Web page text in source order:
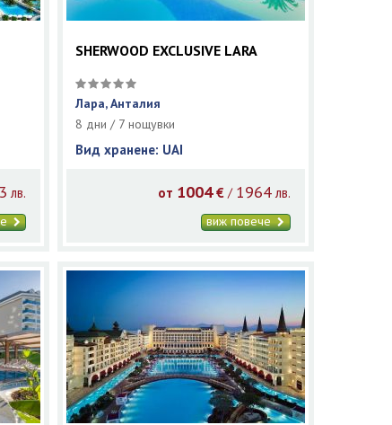
лв.
SHERWOOD EXCLUSIVE LARA
Лара, Анталия
8 дни / 7 нощувки
Вид хранене: UAI
от 1004 € / 1964 лв.
виж повече